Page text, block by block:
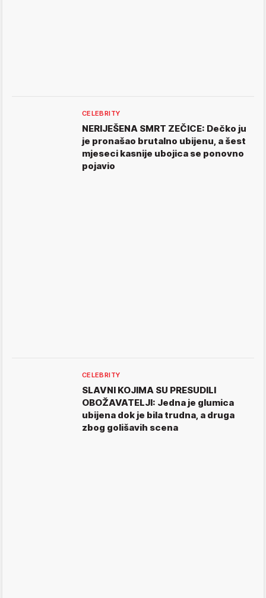
CELEBRITY
NERIJEŠENA SMRT ZEČICE: Dečko ju
je pronašao brutalno ubijenu, a šest
mjeseci kasnije ubojica se ponovno
pojavio
CELEBRITY
SLAVNI KOJIMA SU PRESUDILI
OBOŽAVATELJI: Jedna je glumica
ubijena dok je bila trudna, a druga
zbog golišavih scena